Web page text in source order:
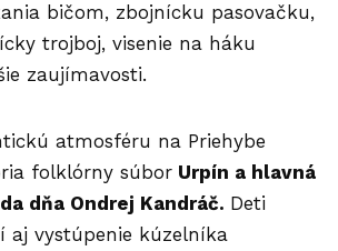
bičom, zbojnícku pasovačku,
trojboj, visenie na háku
zaujímavosti.
atmosféru na Priehybe
folklórny súbor Urpín a hlavná
dňa Ondrej Kandráč. Deti
aj vystúpenie kúzelníka